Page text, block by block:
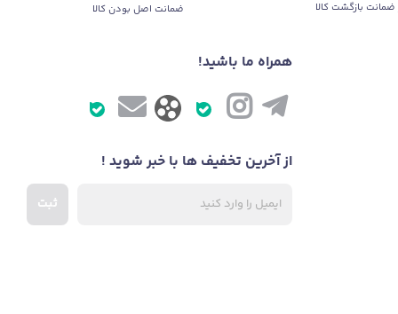
بازگشت کالا ضمانت اصل بودن کالا
همراه ما باشید!
از آخرین تخفیف ها با خبر شوید !
ثبت